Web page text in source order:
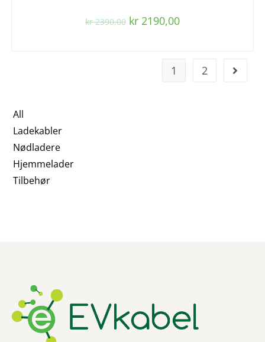
kr2390,00 kr 2190,00
1 2
All
Ladekabler
Nødladere
Hjemmelader
Tilbehør